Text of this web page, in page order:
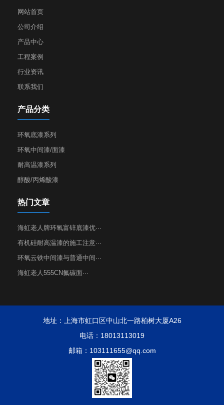
网站首页
公司介绍
产品中心
工程案例
行业资讯
联系我们
产品分类
环氧底漆系列
环氧中间漆/面漆
耐高温漆系列
醇酸/丙烯酸漆
热门文章
海虹老人牌环氧富锌底漆优···
有机硅耐高温漆的施工注意···
环氧云铁中间漆与普通中间···
海虹老人555CN氟碳面···
地址：上海市虹口区中山北一路柏树大厦A26
电话：18013113019
邮箱：103111655@qq.com